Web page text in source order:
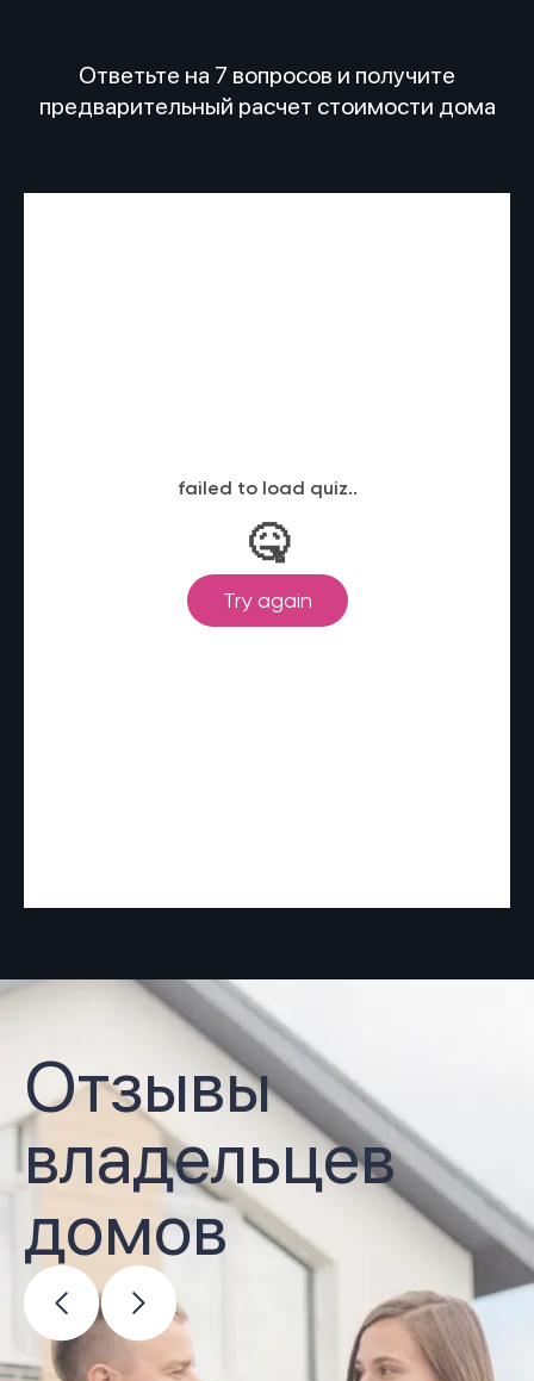
Ответьте на 7 вопросов и получите
предварительный расчет стоимости дома
Отзывы
владельцев
домов